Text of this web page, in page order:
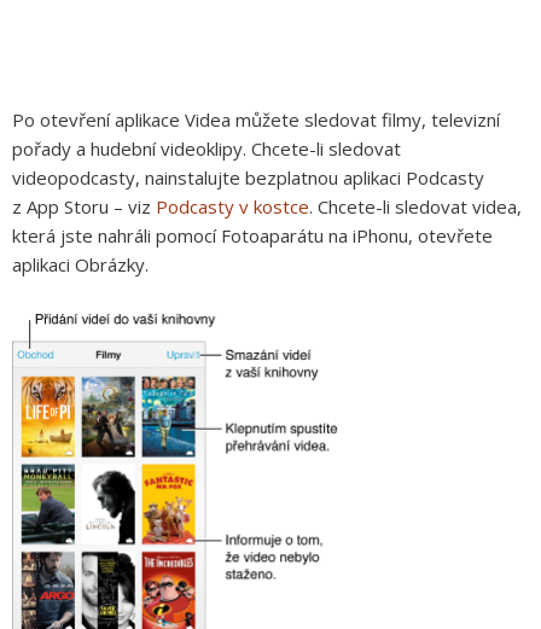
Po otevření aplikace Videa můžete sledovat filmy, televizní
pořady a hudební videoklipy. Chcete-li sledovat
videopodcasty, nainstalujte bezplatnou aplikaci Podcasty
z App Storu – viz Podcasty v kostce. Chcete-li sledovat videa,
která jste nahráli pomocí Fotoaparátu na iPhonu, otevřete
aplikaci Obrázky.